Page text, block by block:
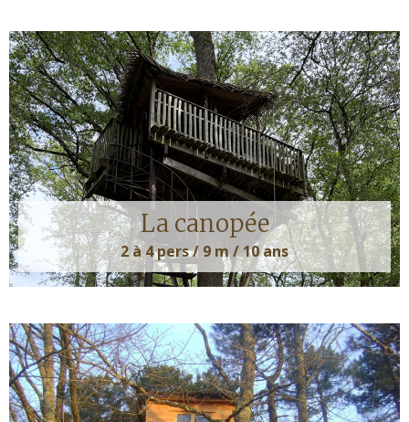
La canopée
2 à 4 pers / 9 m / 10 ans